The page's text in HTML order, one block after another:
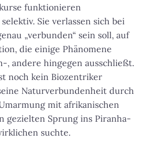
funktionieren
Sie verlassen sich bei
„verbunden“ sein soll, auf
die einige Phänomene
, andere hingegen ausschließt.
noch kein Biozentriker
Naturverbundenheit durch
mit afrikanischen
gezielten Sprung ins Piranha-
suchte.